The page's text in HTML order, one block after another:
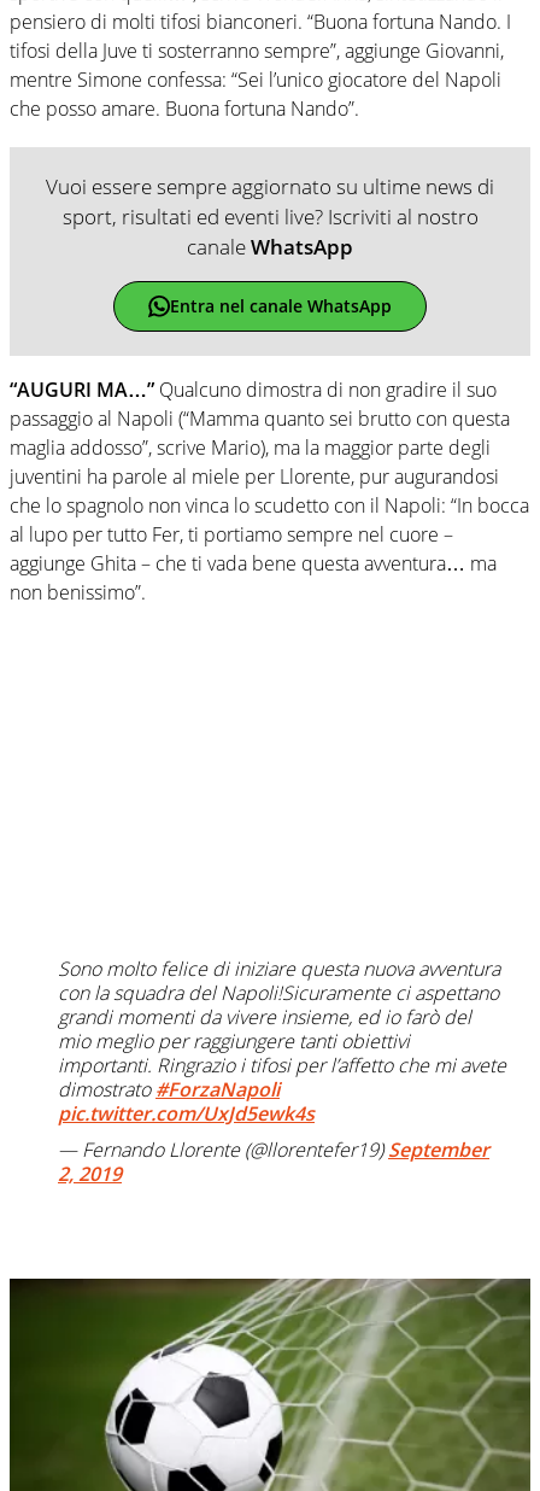
pensiero di molti tifosi bianconeri. “Buona fortuna Nando. I
tifosi della Juve ti sosterranno sempre”, aggiunge Giovanni,
mentre Simone confessa: “Sei l’unico giocatore del Napoli
che posso amare. Buona fortuna Nando”.
Vuoi essere sempre aggiornato su ultime news di
sport, risultati ed eventi live? Iscriviti al nostro
canaleWhatsApp
Entra nel canale WhatsApp
“AUGURI MA…” Qualcuno dimostra di non gradire il suo
passaggio al Napoli (“Mamma quanto sei brutto con questa
maglia addosso”, scrive Mario), ma la maggior parte degli
juventini ha parole al miele per Llorente, pur augurandosi
che lo spagnolo non vinca lo scudetto con il Napoli: “In bocca
al lupo per tutto Fer, ti portiamo sempre nel cuore –
aggiunge Ghita – che ti vada bene questa avventura… ma
non benissimo”.
Sono molto felice di iniziare questa nuova avventura
con la squadra del Napoli!Sicuramente ci aspettano
grandi momenti da vivere insieme, ed io farò del
mio meglio per raggiungere tanti obiettivi
importanti. Ringrazio i tifosi per l’affetto che mi avete
dimostrato#ForzaNapoli
pic.twitter.com/UxJd5ewk4s
— Fernando Llorente (@llorentefer19)September
2, 2019